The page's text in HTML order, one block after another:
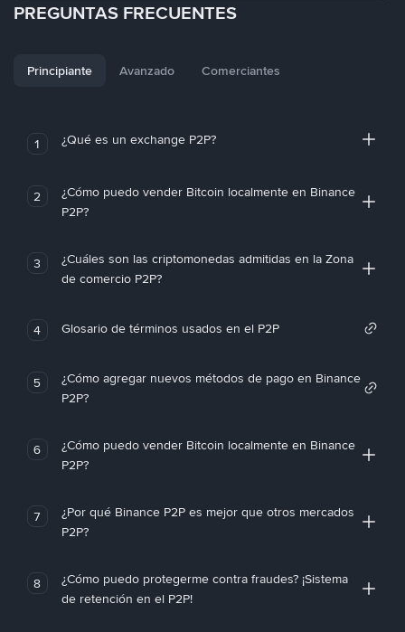
PREGUNTAS FRECUENTES
Principiante Avanzado Comerciantes
1 ¿Qué es un exchange P2P?
2
¿Cómo puedo vender Bitcoin localmente en Binance
P2P?
3
¿Cuáles son las criptomonedas admitidas en la Zona
de comercio P2P?
4 Glosario de términos usados en el P2P
5
¿Cómo agregar nuevos métodos de pago en Binance
P2P?
6
¿Cómo puedo vender Bitcoin localmente en Binance
P2P?
7
¿Por qué Binance P2P es mejor que otros mercados
P2P?
8
¿Cómo puedo protegerme contra fraudes? ¡Sistema
de retención en el P2P!